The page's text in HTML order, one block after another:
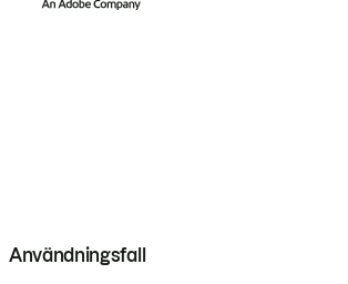
Användningsfall